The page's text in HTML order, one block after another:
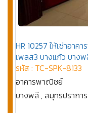
HR 10257 ให้เช่าอา
เพลส3 บางแก้ว บาง
รหัส : TC-SPK-8133
อาคารพาณิชย์
บางพลี , สมุทรปราการ